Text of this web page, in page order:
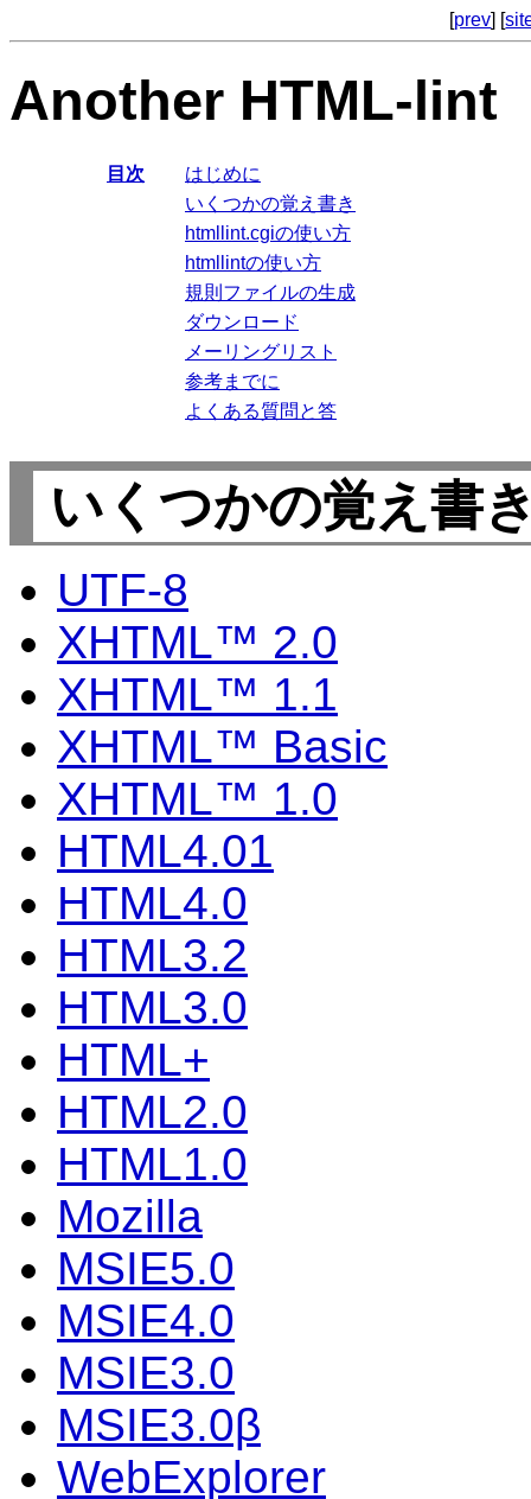
[prev] [
Another HTML-lint
目次
はじめに
いくつかの覚え書き
htmllint.cgiの使い方
htmllintの使い方
規則ファイルの生成
ダウンロード
メーリングリスト
参考までに
よくある質問と答
いくつかの覚え書
UTF-8
XHTML™ 2.0
XHTML™ 1.1
XHTML™ Basic
XHTML™ 1.0
HTML4.01
HTML4.0
HTML3.2
HTML3.0
HTML+
HTML2.0
HTML1.0
Mozilla
MSIE5.0
MSIE4.0
MSIE3.0
MSIE3.0β
WebExplorer